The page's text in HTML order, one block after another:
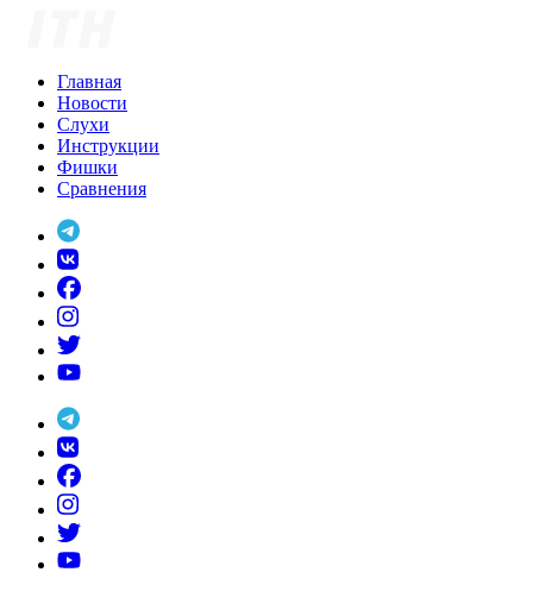
Главная
Новости
Слухи
Инструкции
Фишки
Сравнения